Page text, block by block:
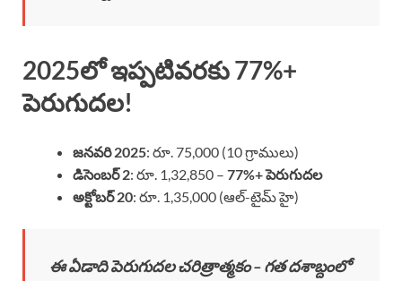
2025లో ఇప్పటివరకు 77%+
పెరుగుదల!
జనవరి 2025: రూ. 75,000 (10 గ్రాములు)
డిసెంబర్ 2: రూ. 1,32,850 – 77%+ పెరుగుదల
అక్టోబర్ 20: రూ. 1,35,000 (ఆల్-టైమ్ హై)
ఈ ఏడాది పెరుగుదల చరిత్రాత్మకం – గత దశాబ్దంలో